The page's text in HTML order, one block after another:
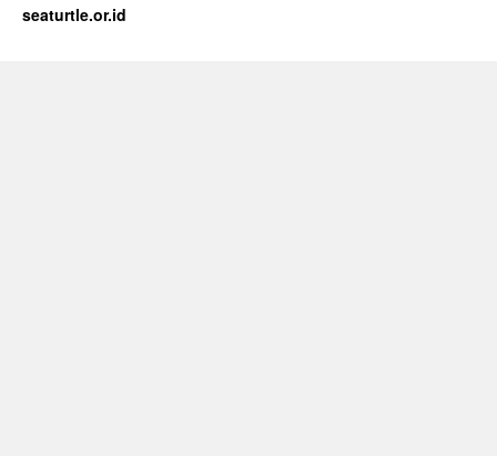
seaturtle.or.id